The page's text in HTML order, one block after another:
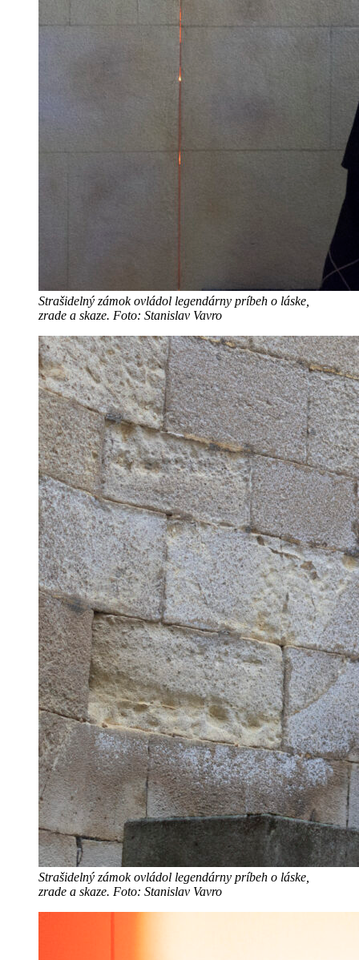
Strašidelný zámok ovládol legendárny príbeh o láske,
zrade a skaze. Foto: Stanislav Vavro
Strašidelný zámok ovládol legendárny príbeh o láske,
zrade a skaze. Foto: Stanislav Vavro